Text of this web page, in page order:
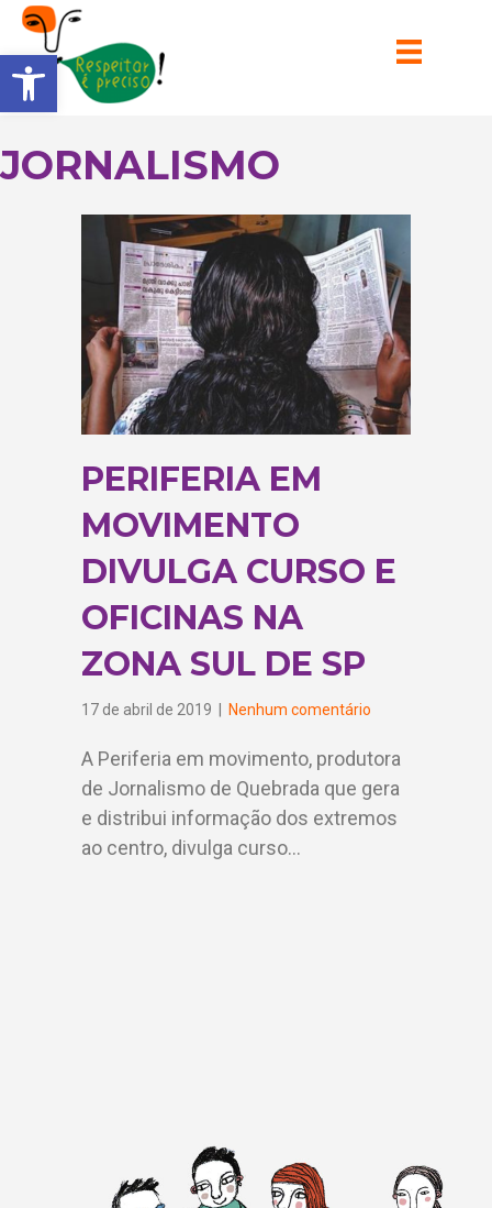
Barra de Ferramentas Aberta
JORNALISMO
PERIFERIA EM
MOVIMENTO
DIVULGA CURSO E
OFICINAS NA
ZONA SUL DE SP
17 de abril de 2019 Nenhum comentário
A Periferia em movimento, produtora
de Jornalismo de Quebrada que gera
e distribui informação dos extremos
ao centro, divulga curso…